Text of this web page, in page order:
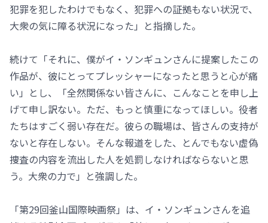
犯罪を犯したわけでもなく、犯罪への証拠もない状況で、
大衆の気に障る状況になった」と指摘した。
続けて「それに、僕がイ・ソンギュンさんに提案したこの
作品が、彼にとってプレッシャーになったと思うと心が痛
い」とし、「全然関係ない皆さんに、こんなことを申し上
げて申し訳ない。ただ、もっと慎重になってほしい。役者
たちはすごく弱い存在だ。彼らの職場は、皆さんの支持が
ないと存在しない。そんな報道をした、とんでもない虚偽
捜査の内容を流出した人を処罰しなければならないと思
う。大衆の力で」と強調した。
「第29回釜山国際映画祭」は、イ・ソンギュンさんを追